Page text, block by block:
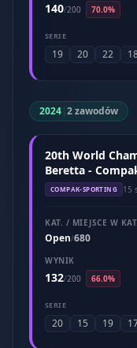
140/200 70.0%
SERIE
19 20 22
2024|2 zawodów
20th World
Beretta -
2024)
COMPAK-SPORTING 15
KAT. / MIEJSCE W KAT.
Open/680
WYNIK
132/200 66.0%
SERIE
20 15 19